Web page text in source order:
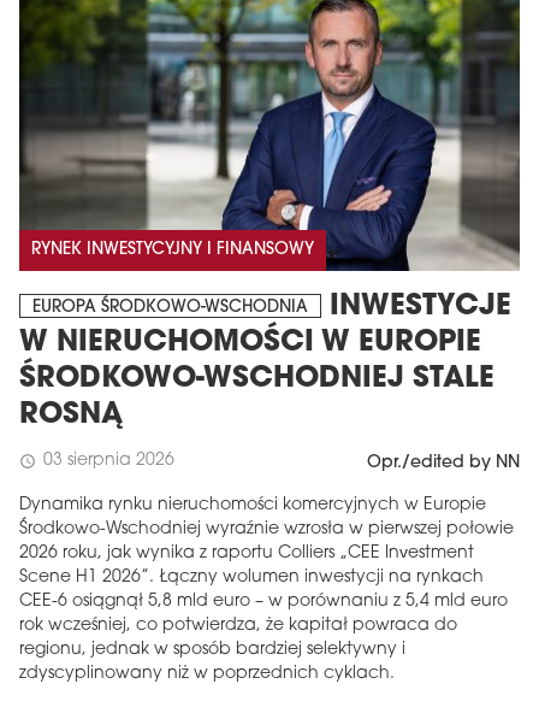
RYNEK INWESTYCYJNY I FINANSOWY
EUROPA ŚRODKOWO-WSCHODNIA
INWESTYCJE
W NIERUCHOMOŚCI W EUROPIE
ŚRODKOWO-WSCHODNIEJ STALE
ROSNĄ
schedule 03 sierpnia 2026 Opr./edited by NN
Dynamika rynku nieruchomości komercyjnych w Europie
Środkowo-Wschodniej wyraźnie wzrosła w pierwszej połowie
2026 roku, jak wynika z raportu Colliers „CEE Investment
Scene H1 2026”. Łączny wolumen inwestycji na rynkach
CEE-6 osiągnął 5,8 mld euro – w porównaniu z 5,4 mld euro
rok wcześniej, co potwierdza, że ​​kapitał powraca do
regionu, jednak w sposób bardziej selektywny i
zdyscyplinowany niż w poprzednich cyklach.